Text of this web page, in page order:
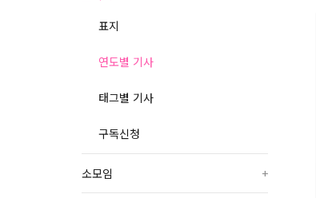
표지
연도별 기사
태그별 기사
구독신청
소모임 +